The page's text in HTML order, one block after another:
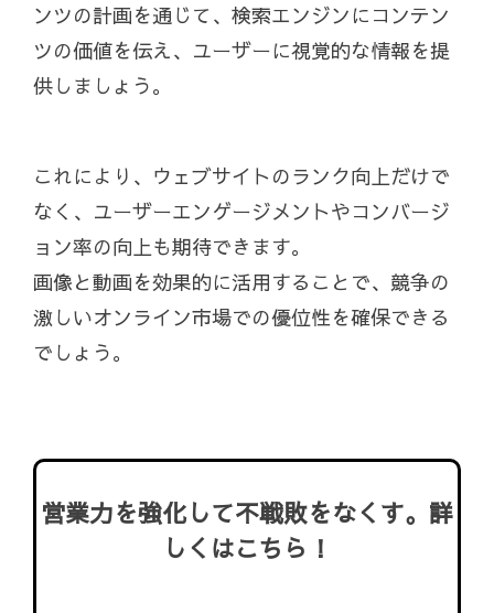
ンツの計画を通じて、検索エンジンにコンテン
ツの価値を伝え、ユーザーに視覚的な情報を提
供しましょう。
これにより、ウェブサイトのランク向上だけで
なく、ユーザーエンゲージメントやコンバージ
ョン率の向上も期待できます。
画像と動画を効果的に活用することで、競争の
激しいオンライン市場での優位性を確保できる
でしょう。
営業力を強化して不戦敗をなくす。詳
しくはこちら！